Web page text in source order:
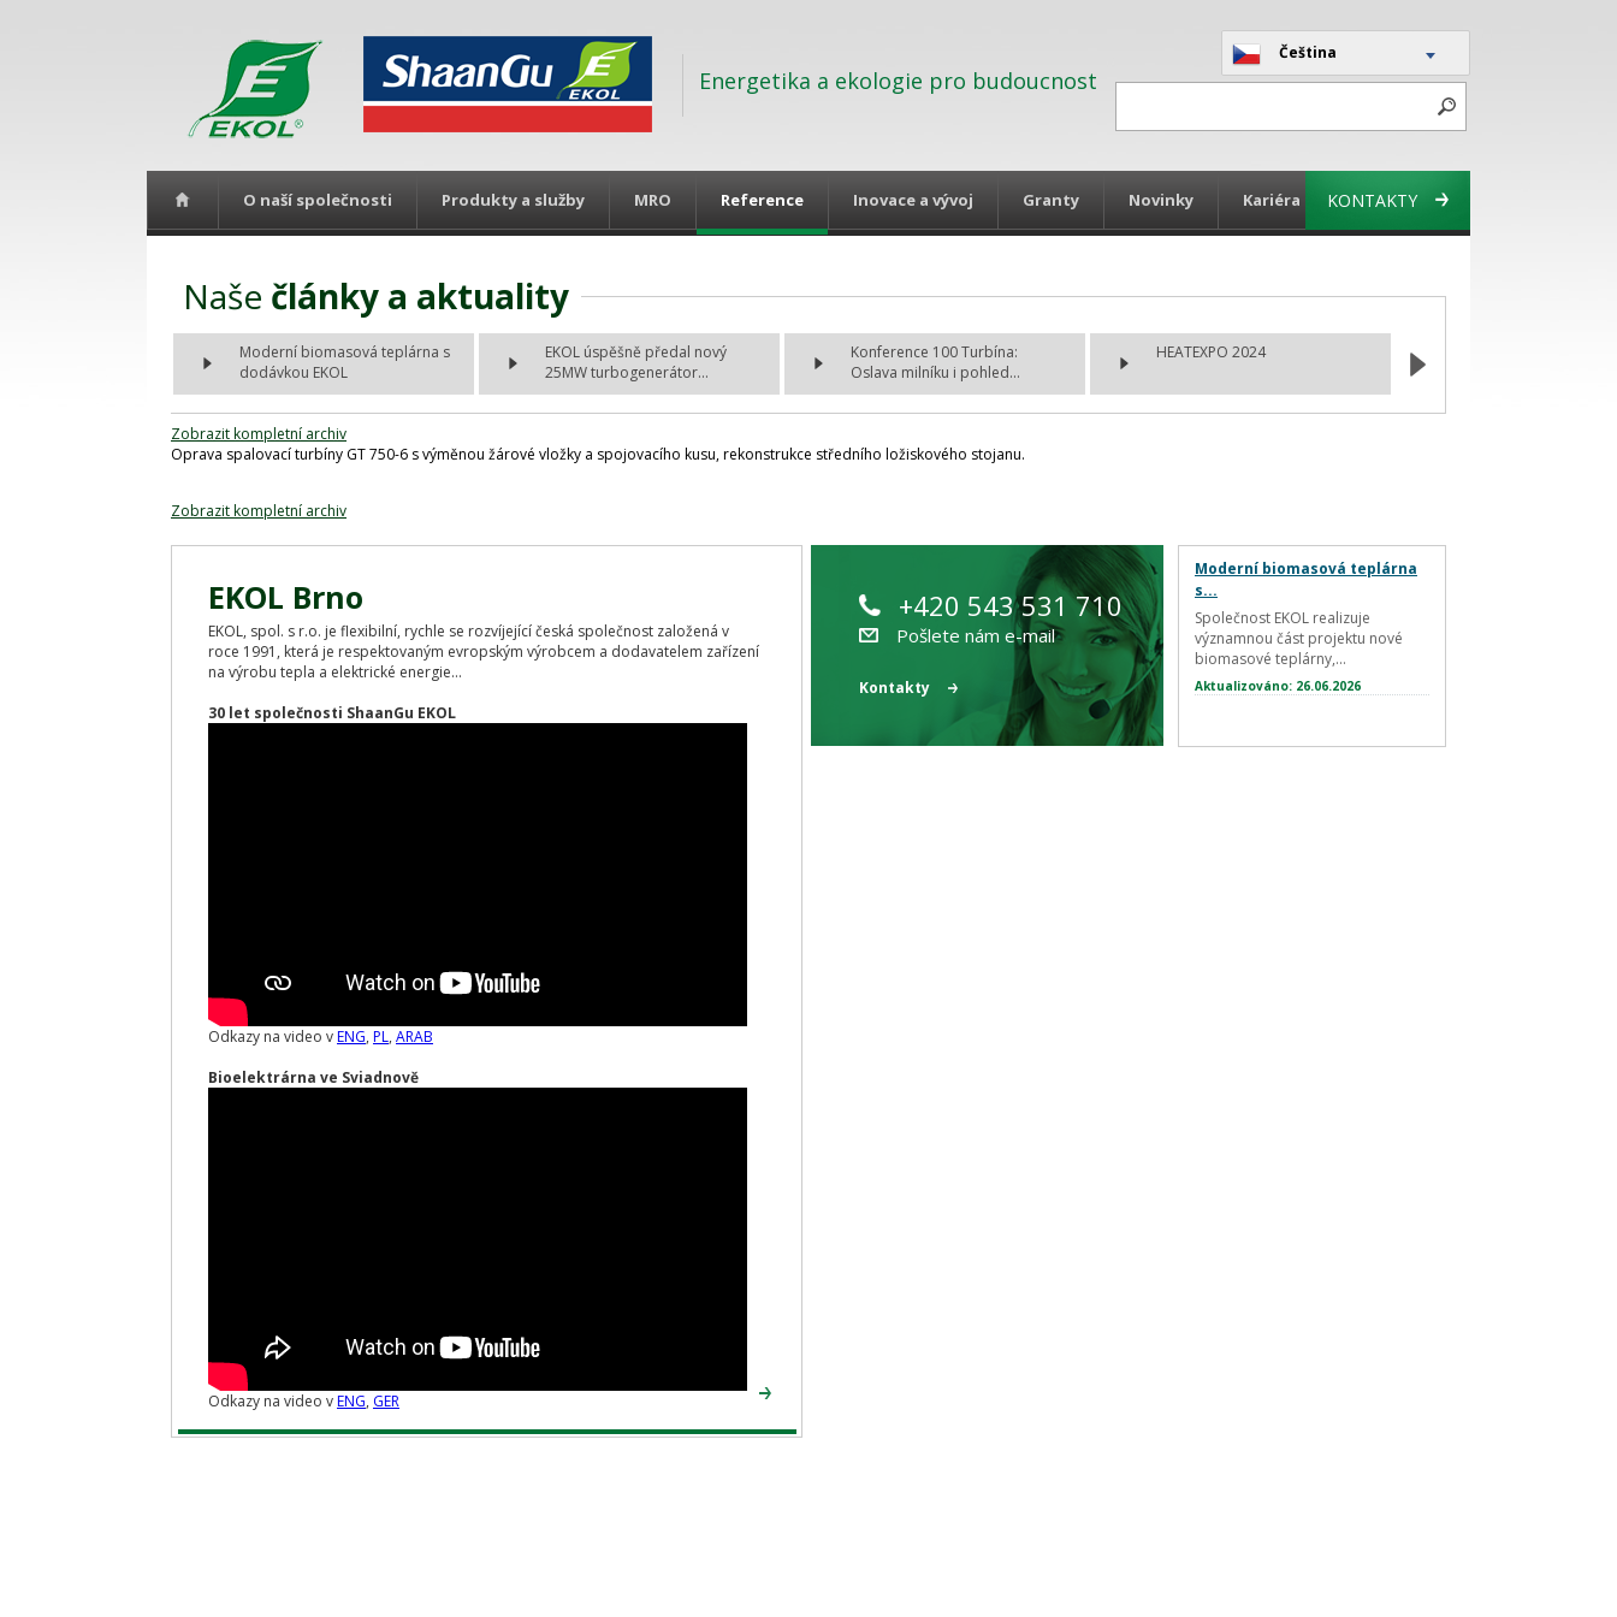
Energetika a ekologie pro budoucnost
Čeština
O naší společnosti Produkty a služby MRO Reference Inovace a vývoj Granty Novinky Kariéra KONTAKTY
Naše články a aktuality
Moderní biomasová teplárna s
dodávkou EKOL
EKOL úspěšně předal nový
25MW turbogenerátor...
Konference 100 Turbína:
Oslava milníku i pohled...
HEATEXPO 2024
Zobrazit kompletní archiv
Oprava spalovací turbíny GT 750-6 s výměnou žárové vložky a spojovacího kusu, rekonstrukce středního ložiskového stojanu.
Zobrazit kompletní archiv
EKOL Brno
EKOL, spol. s r.o. je flexibilní, rychle se rozvíjející česká společnost založená v
roce 1991, která je respektovaným evropským výrobcem a dodavatelem zařízení
na výrobu tepla a elektrické energie...
30 let společnosti ShaanGu EKOL
Odkazy na video vENG, PL, ARAB
Bioelektrárna ve Sviadnově
Odkazy na video vENG, GER
+420 543 531 710
Pošlete nám e-mail
Kontakty
Moderní biomasová teplárna
s...
Společnost EKOL realizuje
významnou část projektu nové
biomasové teplárny,...
Aktualizováno: 26.06.2026